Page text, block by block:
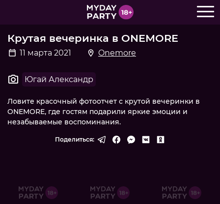
Крутая вечеринка в ONEMORE
11 марта 2021 Onemore
Югай Александр
Ловите красочный фотоотчет с крутой вечеринки в
ONEMORE, где гостям подарили яркие эмоции и
незабываемые воспоминания.
Поделиться: